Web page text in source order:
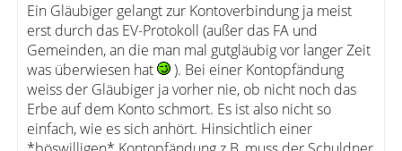
Ein Gläubiger gelangt zur Kontoverbindung ja meist
erst durch das EV-Protokoll (außer das FA und
Gemeinden, an die man mal gutgläubig vor langer Zeit
was überwiesen hat
). Bei einer Kontopfändung
weiss der Gläubiger ja vorher nie, ob nicht noch das
Erbe auf dem Konto schmort. Es ist also nicht so
einfach, wie es sich anhört. Hinsichtlich einer